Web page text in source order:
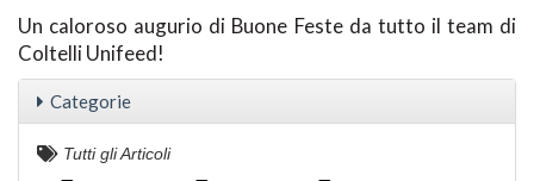
Un caloroso augurio di Buone Feste da tutto il team di
Coltelli Unifeed!
Categorie
Tutti gli Articoli